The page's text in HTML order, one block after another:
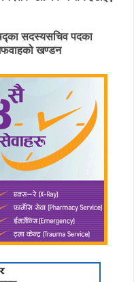
सदस्यसचिव पदका
खण्डन